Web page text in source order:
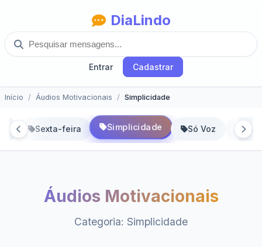
DiaLindo
Entrar Cadastrar
Início Áudios Motivacionais Simplicidade
Sexta-feira Simplicidade Só Voz
Áudios Motivacionais
Categoria: Simplicidade